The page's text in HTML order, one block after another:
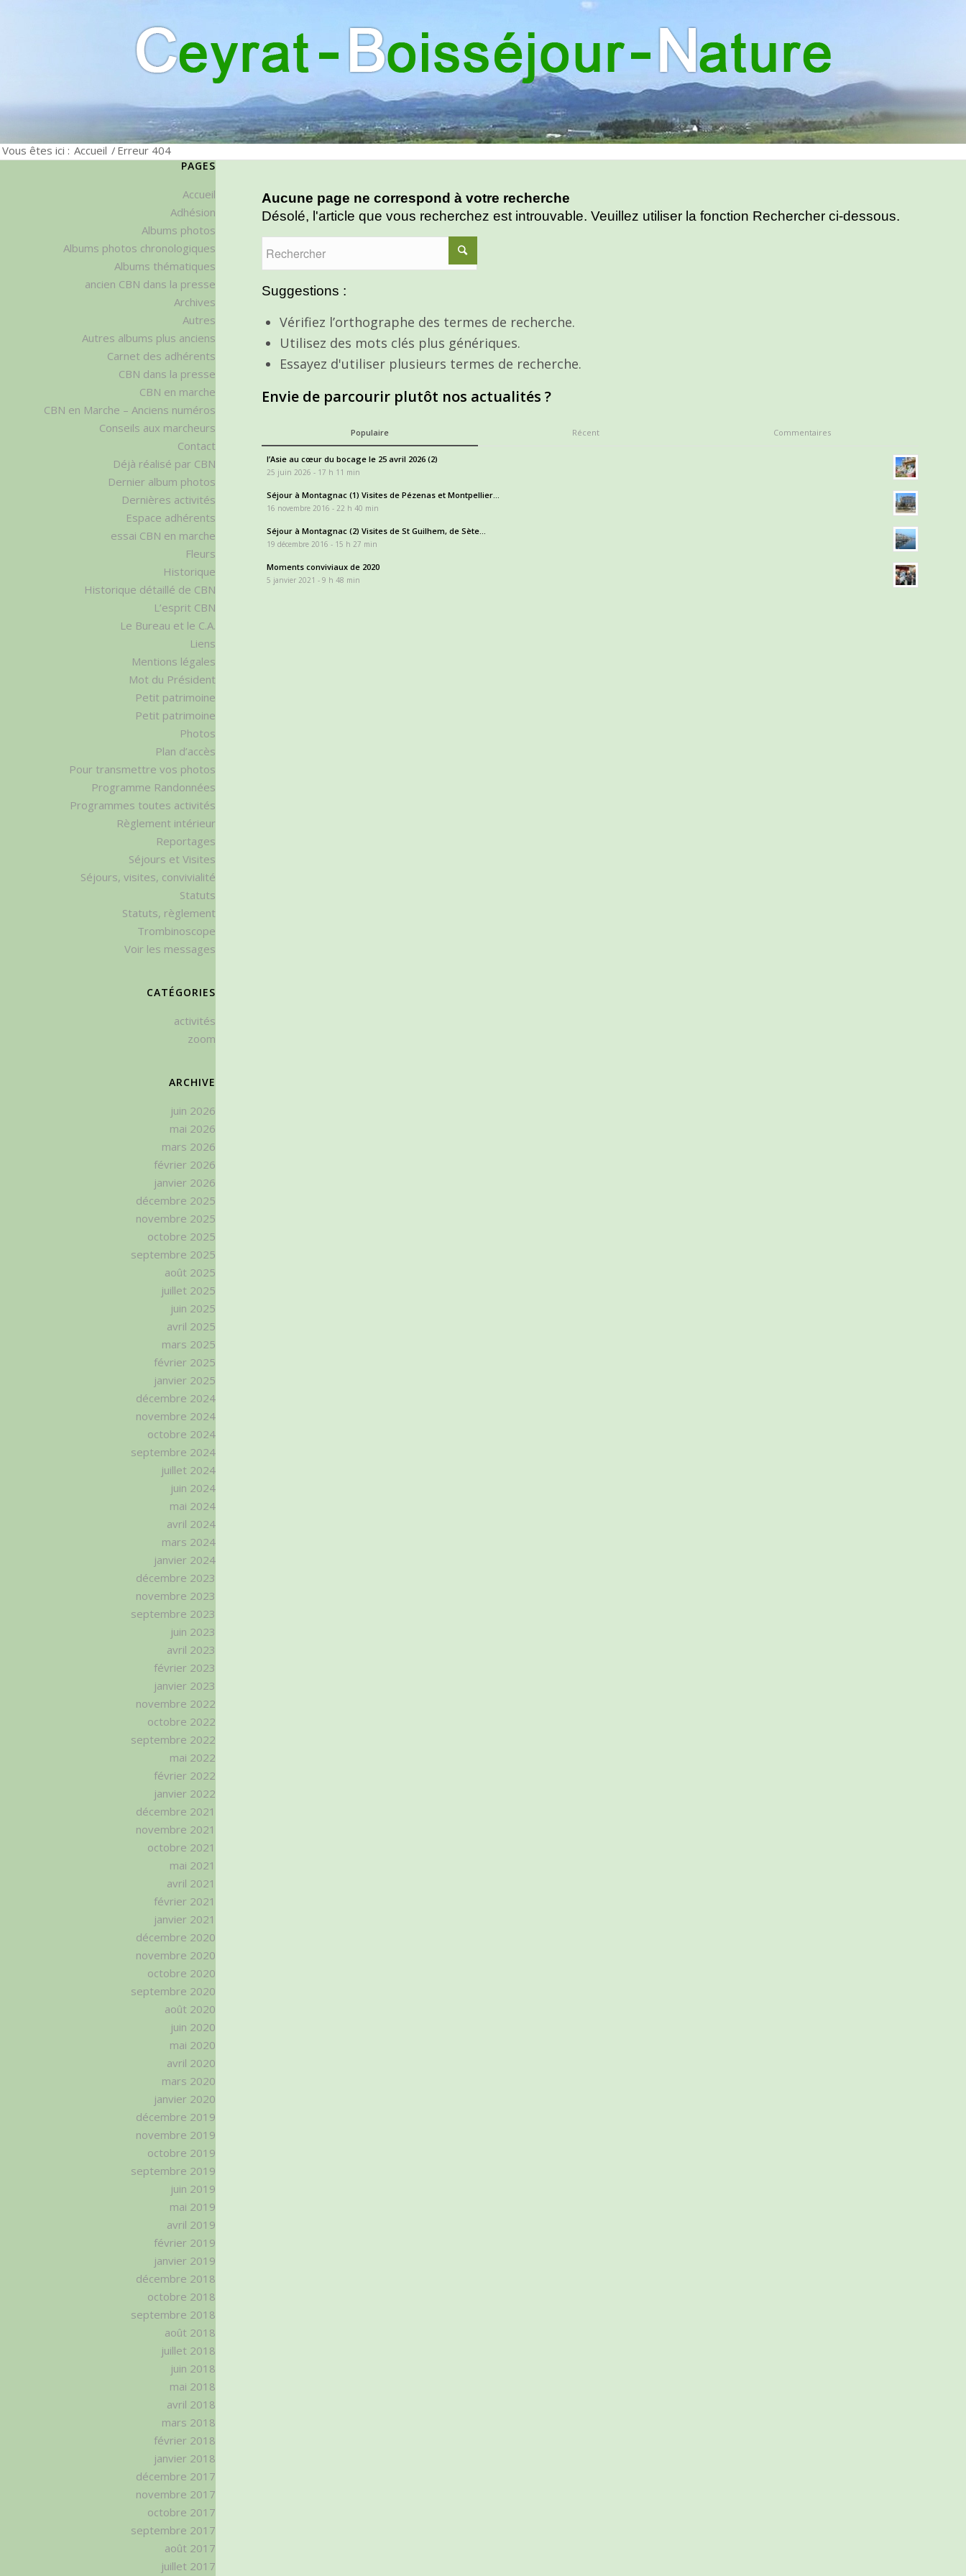
Vous êtes ici : Accueil / Erreur 404
Aucune page ne correspond à votre recherche
Désolé, l'article que vous recherchez est introuvable. Veuillez utiliser la fonction Rechercher ci-dessous.
Suggestions :
Vérifiez l’orthographe des termes de recherche.
Utilisez des mots clés plus génériques.
Essayez d'utiliser plusieurs termes de recherche.
Envie de parcourir plutôt nos actualités ?
Populaire Récent Commentaires
l’Asie au cœur du bocage le 25 avril 2026 (2)
25 juin 2026 - 17 h 11 min
Séjour à Montagnac (1) Visites de Pézenas et Montpellier...
16 novembre 2016 - 22 h 40 min
Séjour à Montagnac (2) Visites de St Guilhem, de Sète...
19 décembre 2016 - 15 h 27 min
Moments conviviaux de 2020
5 janvier 2021 - 9 h 48 min
PAGES
Accueil
Adhésion
Albums photos
Albums photos chronologiques
Albums thématiques
ancien CBN dans la presse
Archives
Autres
Autres albums plus anciens
Carnet des adhérents
CBN dans la presse
CBN en marche
CBN en Marche – Anciens numéros
Conseils aux marcheurs
Contact
Déjà réalisé par CBN
Dernier album photos
Dernières activités
Espace adhérents
essai CBN en marche
Fleurs
Historique
Historique détaillé de CBN
L’esprit CBN
Le Bureau et le C.A.
Liens
Mentions légales
Mot du Président
Petit patrimoine
Petit patrimoine
Photos
Plan d’accès
Pour transmettre vos photos
Programme Randonnées
Programmes toutes activités
Règlement intérieur
Reportages
Séjours et Visites
Séjours, visites, convivialité
Statuts
Statuts, règlement
Trombinoscope
Voir les messages
CATÉGORIES
activités
zoom
ARCHIVE
juin 2026
mai 2026
mars 2026
février 2026
janvier 2026
décembre 2025
novembre 2025
octobre 2025
septembre 2025
août 2025
juillet 2025
juin 2025
avril 2025
mars 2025
février 2025
janvier 2025
décembre 2024
novembre 2024
octobre 2024
septembre 2024
juillet 2024
juin 2024
mai 2024
avril 2024
mars 2024
janvier 2024
décembre 2023
novembre 2023
septembre 2023
juin 2023
avril 2023
février 2023
janvier 2023
novembre 2022
octobre 2022
septembre 2022
mai 2022
février 2022
janvier 2022
décembre 2021
novembre 2021
octobre 2021
mai 2021
avril 2021
février 2021
janvier 2021
décembre 2020
novembre 2020
octobre 2020
septembre 2020
août 2020
juin 2020
mai 2020
avril 2020
mars 2020
janvier 2020
décembre 2019
novembre 2019
octobre 2019
septembre 2019
juin 2019
mai 2019
avril 2019
février 2019
janvier 2019
décembre 2018
octobre 2018
septembre 2018
août 2018
juillet 2018
juin 2018
mai 2018
avril 2018
mars 2018
février 2018
janvier 2018
décembre 2017
novembre 2017
octobre 2017
septembre 2017
août 2017
juillet 2017